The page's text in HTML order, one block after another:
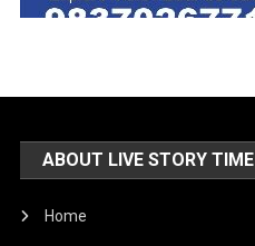
ABOUT LIVE STORY TIME
Home